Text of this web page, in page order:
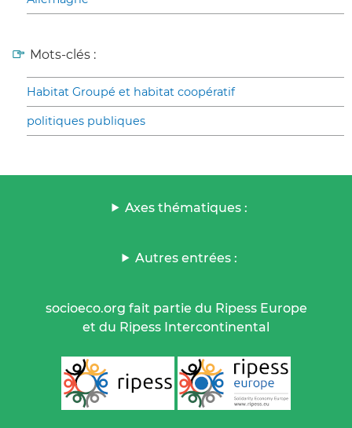
Mots-clés :
Habitat Groupé et habitat coopératif
politiques publiques
Axes thématiques :
Autres entrées :
socioeco.org fait partie du Ripess Europe
et du Ripess Intercontinental